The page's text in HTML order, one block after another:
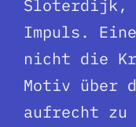
Sloterdijk,
Impuls.
nicht die
Motiv über
aufrecht